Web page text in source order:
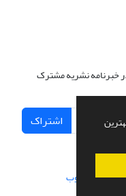
خبرنامه نشریه مشترک
اشتراک
از سیناوب